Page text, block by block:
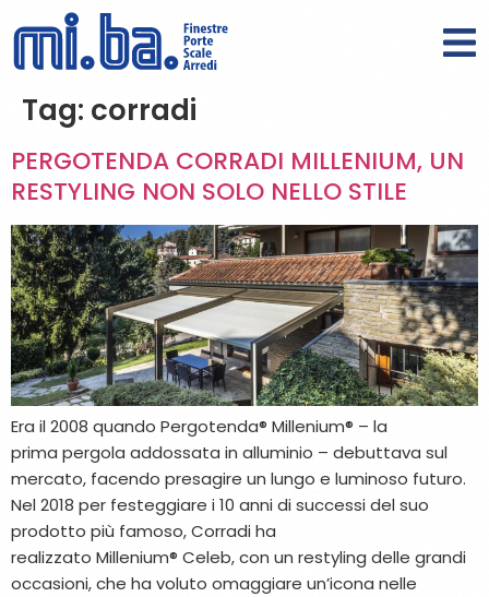
Tag: corradi
PERGOTENDA CORRADI MILLENIUM, UN
RESTYLING NON SOLO NELLO STILE
Era il 2008 quando Pergotenda® Millenium® – la
prima pergola addossata in alluminio – debuttava sul
mercato, facendo presagire un lungo e luminoso futuro.
Nel 2018 per festeggiare i 10 anni di successi del suo
prodotto più famoso, Corradi ha
realizzato Millenium® Celeb, con un restyling delle grandi
occasioni, che ha voluto omaggiare un’icona nelle